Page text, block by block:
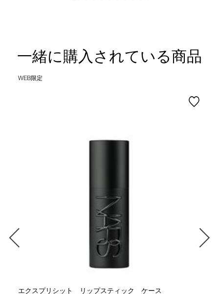
一緒に購入されている商品
WEB限定
エクスプリシット リップスティック ケース